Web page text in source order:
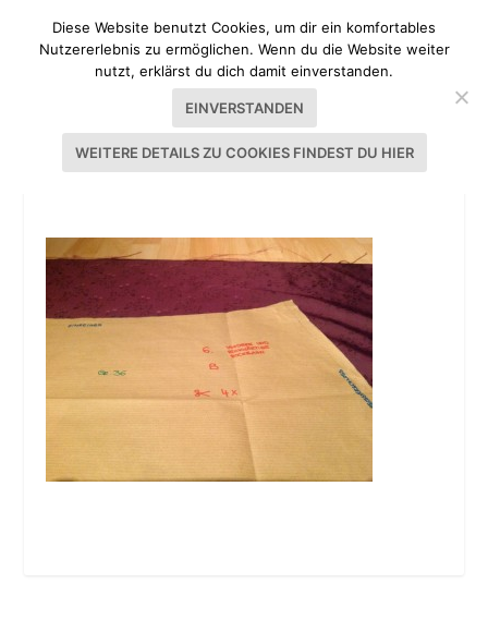
TUTORIAL DIRNDL NÄHEN
Diese Website benutzt Cookies, um dir ein komfortables
Nutzererlebnis zu ermöglichen. Wenn du die Website weiter
nutzt, erklärst du dich damit einverstanden.
EINVERSTANDEN
WEITERE DETAILS ZU COOKIES FINDEST DU HIER